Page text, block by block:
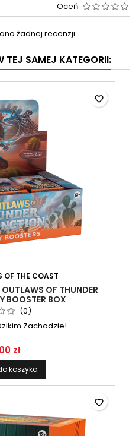
Oceń
żadnej recenzji.
TEJ SAMEJ KATEGORII:
OF THE COAST
OF THUNDER
BOOSTER BOX
(0)
Zachodzie!
zł
koszyka
favorite_border
favorite_border